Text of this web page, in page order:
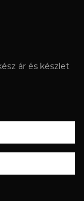
ár és készlet